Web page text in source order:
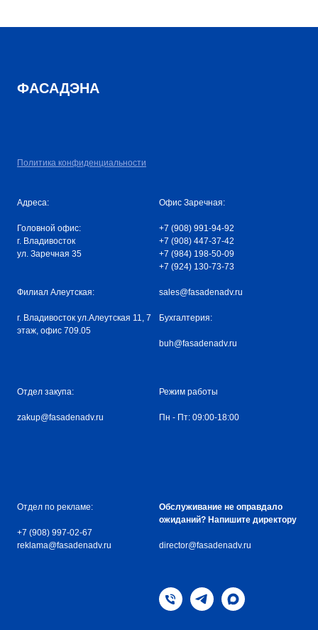
ФАСАДЭНА
Политика конфиденциальности
Адреса:
Головной офис:
г. Владивосток
ул. Заречная 35
Филиал Алеутская:
г. Владивосток ул.Алеутская 11, 7
этаж, офис 709.05
Офис Заречная:
+7 (908) 991-94-92
+7 (908) 447-37-42
+7 (984) 198-50-09
+7 (924) 130-73-73
sales@fasadenadv.ru
Бухгалтерия:
buh@fasadenadv.ru
Отдел закупа:
zakup@fasadenadv.ru
Отдел по рекламе:
+7 (908) 997-02-67
reklama@fasadenadv.ru
Режим работы
Пн - Пт: 09:00-18:00
Обслуживание не оправдало
ожиданий? Напишите директору
director@fasadenadv.ru